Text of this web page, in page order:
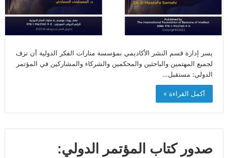
يسر إدارة قسم النشر الأكاديمي بمؤسسة منارات الفكر الدولية أن تزف
لجميع المهتمين والباحثين والمحكمين والشركاء والمشاركين في المؤتمر
الدولي: مستقبل…
أكمل القراءة »
صدور كتاب المؤتمر الدولي: